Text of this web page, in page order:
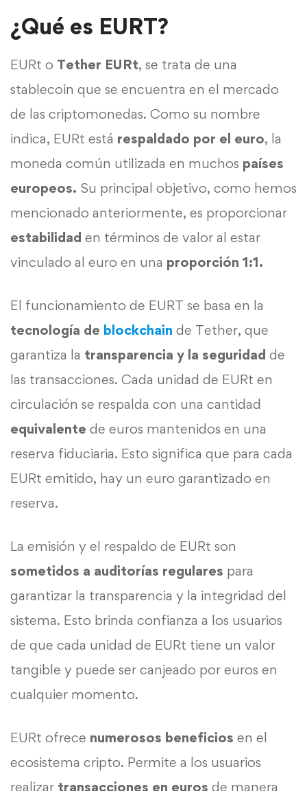
¿Qué es EURT?
EURt o Tether EURt, se trata de una
stablecoin que se encuentra en el mercado
de las criptomonedas. Como su nombre
indica, EURt está respaldado por el euro, la
moneda común utilizada en muchos países
europeos. Su principal objetivo, como hemos
mencionado anteriormente, es proporcionar
estabilidad en términos de valor al estar
vinculado al euro en una proporción 1:1.
El funcionamiento de EURT se basa en la
tecnología de blockchain de Tether, que
garantiza la transparencia y la seguridad de
las transacciones. Cada unidad de EURt en
circulación se respalda con una cantidad
equivalente de euros mantenidos en una
reserva fiduciaria. Esto significa que para cada
EURt emitido, hay un euro garantizado en
reserva.
La emisión y el respaldo de EURt son
sometidos a auditorías regulares para
garantizar la transparencia y la integridad del
sistema. Esto brinda confianza a los usuarios
de que cada unidad de EURt tiene un valor
tangible y puede ser canjeado por euros en
cualquier momento.
EURt ofrece numerosos beneficios en el
ecosistema cripto. Permite a los usuarios
realizar transacciones en euros de manera